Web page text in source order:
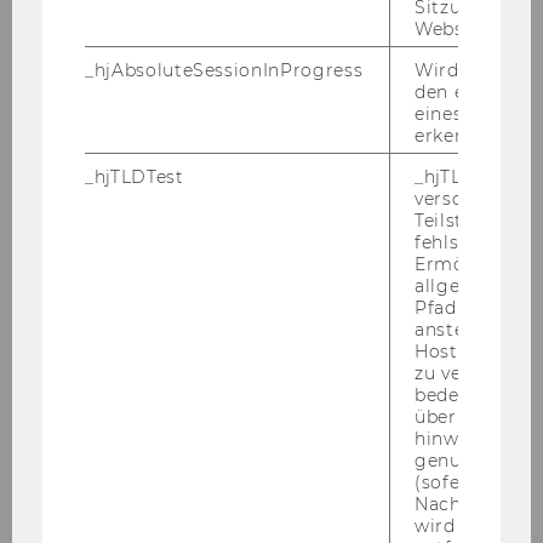
Der Cam­pus WU ist mit den öf­fent­li­chen Ver­
kehrs­mit­teln schnell er­reich­bar und hält auch
für Rad­fah­rer ge­nü­gend Fahr­rad­stell­plät­ze be­
WU (Wirt­schafts­uni­ver­si­tät Wien) Welt­han­
Sitzungslimit
Website
_hjAbsoluteSessionInProgress
Wird
den ersten
eines
erkennen.
_hjTLDTest
_hjTLDTest-
verschiedene
Teilstrings,
fehlschlägt.
Ermöglicht,
Pfad zu
anstelle des
Hostnamens
zu
bedeutet,
über
hinweg
genutzt
(sofern
Nach dieser
wird das